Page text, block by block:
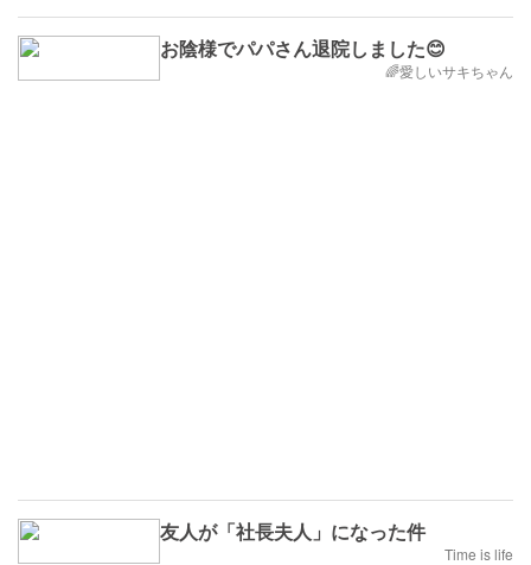
お陰様でパパさん退院しました😊
🌈愛しいサキちゃん
友人が「社長夫人」になった件
Time is life